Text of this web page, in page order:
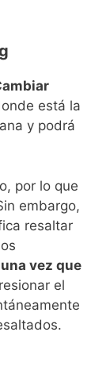
está la
y podrá
por lo que
embargo,
resaltar
una vez que
el